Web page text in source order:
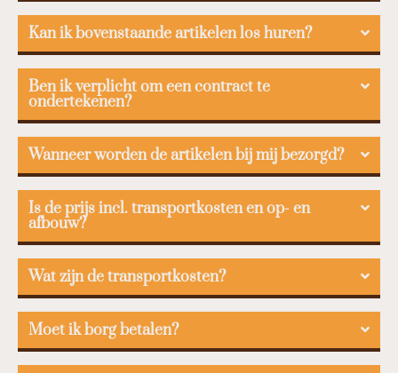
Kan ik bovenstaande artikelen los huren?
Ben ik verplicht om een contract te
ondertekenen?
Wanneer worden de artikelen bij mij bezorgd?
Is de prijs incl. transportkosten en op- en
afbouw?
Wat zijn de transportkosten?
Moet ik borg betalen?